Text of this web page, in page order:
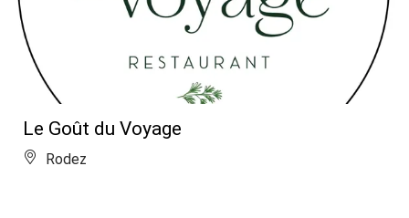
Le Goût du Voyage
Rodez